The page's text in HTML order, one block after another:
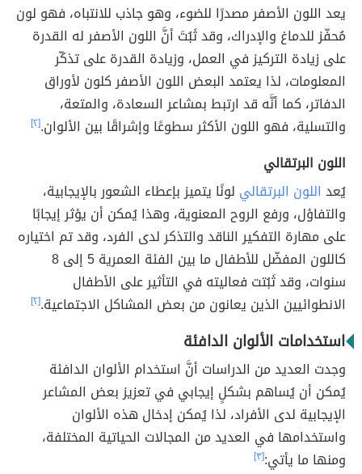
يعد اللون الأصفر مصدرًا للضوء، وهو جاذب للانتباه، فهو لون
مُحفّز للدماغ والإدراك، وقد ثَبُتَ أنَّ اللون الأصفر له القدرة
على زيادة التركيز في العمل، وزيادة القدرة على تذكّر
المعلومات، لذا يعتمد البعض اللون الأصفر كلون لأوراق
الدفاتر، كما أنَّه قد ارتبط بمشاعر السعادة، والمتعة،
والتسلية، فهو اللون الأكثر سطوعًا وإشراقًا بين الألوان.[٢]
اللون البرتقالي
يُعد اللون البرتقالي لونًا يتميز بإعطاء الشعور بالإيجابية،
والتفاؤل، ورفع الروح المعنوية، وهذا يُمكن أن يؤثر إيجابًا
على مهارة التفكير الناقد والتذكر لدى الفرد، وقد تم اختياره
كاللون المفضّل للأطفال ما بين الفئة العمرية 5 إلى 8
سنوات، وقد ثَبُتت فعاليته في التأثير على الأطفال
الانطوائيين الذين يعانون من بعض المشاكل الاجتماعية.[٢]
استخدامات الألوان الدافئة
وجدت العديد من الدراسات أنَّ استخدام الألوان الدافئة
يُمكن أن يُساهم بشكلٍ إيجابي في تعزيز بعض المشاعر
الإيجابية لدى الأفراد، لذا يُمكن إدخال هذه الألوان
واستخدامها في العديد من المجالات الحياتية المختلفة،
ومنها ما يأتي:[٣]